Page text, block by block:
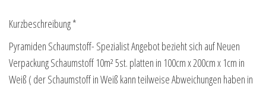
Kurzbeschreibung *
Pyramiden Schaumstoff- Spezialist Angebot bezieht sich auf Neuen
Verpackung Schaumstoff 10m² 5st. platten in 100cm x 200cm x 1cm in
Weiß ( der Schaumstoff in Weiß kann teilweise Abweichungen haben in